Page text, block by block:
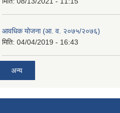
आवधिक योजना (आ. व. २०७५/२०७६)
मिति: 04/04/2019 - 16:43
अन्य